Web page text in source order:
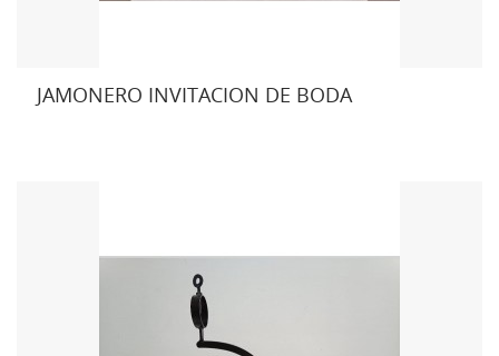
JAMONERO INVITACION DE BODA